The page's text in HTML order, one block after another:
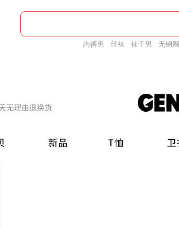
内裤男 丝袜 袜子男 无钢圈